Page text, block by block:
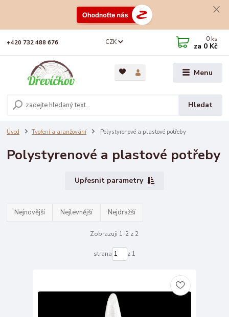
Menu
CZK
Hledat
+420 732 488 676 0 ks
za 0 Kč
Úvod Tvoření a aranžování Polystyrenové a plastové potřeby
Polystyrenové a plastové potřeby
Upřesnit parametry
Nejnovější Nejlevnější Nejdražší
Zobrazuji 1-2 z 2
strana z 1